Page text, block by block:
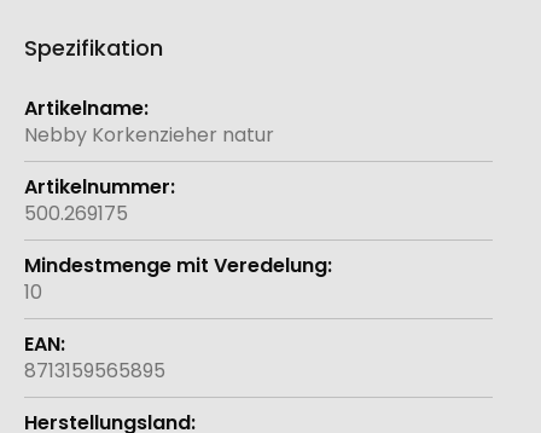
Spezifikation
Weitere
Informationen
Nebby Korkenzieher natur
500.269175
10
8713159565895